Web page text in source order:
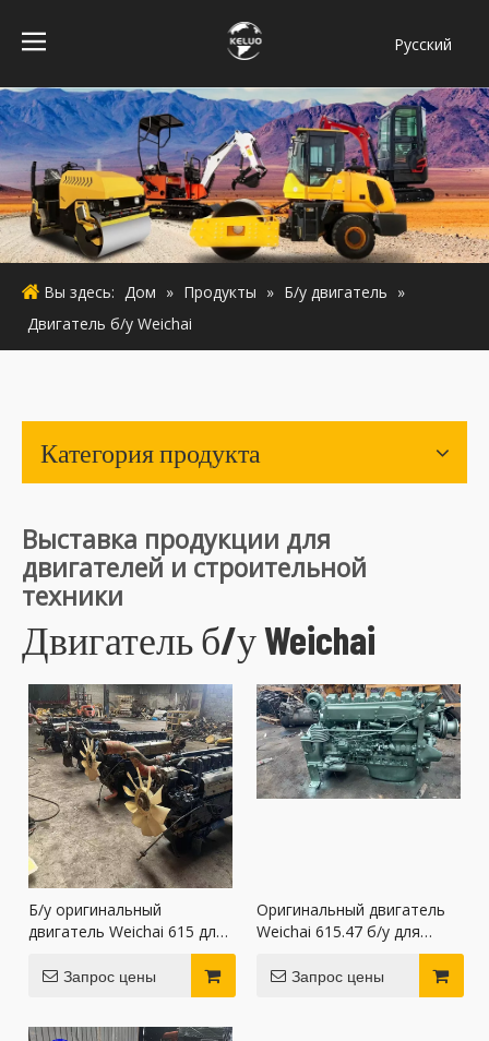
Pусский
Bahasa
indonesia
Türk dili
ไทย
Italiano
Deutsch
Português
Вы здесь: Дом » Продукты » Б/у двигатель »
Двигатель б/у Weichai
Категория продукта
Выставка продукции для
двигателей и строительной
техники
Двигатель б/у Weichai
Б/у оригинальный
двигатель Weichai 615 для
Запрос цены
Оригинальный двигатель
Weichai 615.47 б/у для
Запрос цены